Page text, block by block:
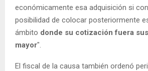
económicamente esa adquisición si
posibilidad de colocar posteriormente
ámbito donde su cotización fuera
mayor".
El fiscal de la causa también ordenó